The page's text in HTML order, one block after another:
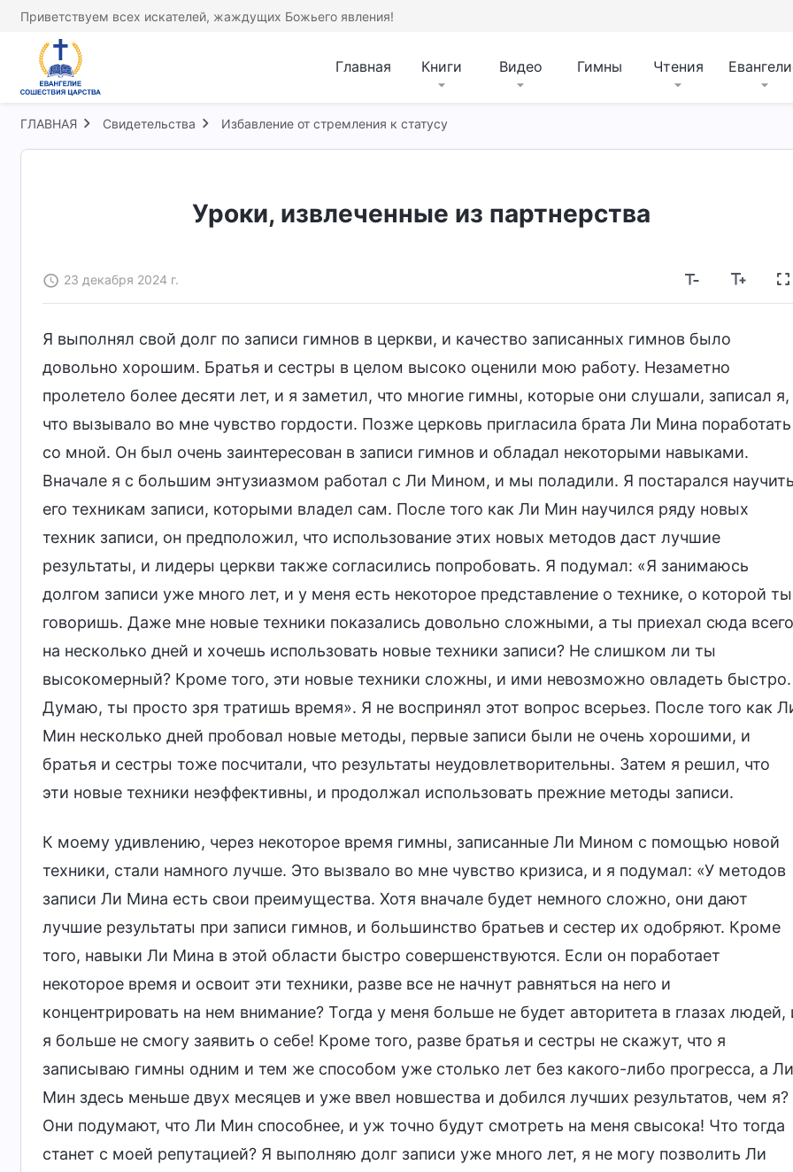
Приветствуем всех искателей, жаждущих Божьего явления!
Главная Книги Видео Гимны Чтения
ГЛАВНАЯ Свидетельства Избавление от стремления к статусу
Уроки, извлеченные из партнерства
23 декабря 2024 г.
Я выполнял свой долг по записи гимнов в церкви, и качество записанных гимнов было
довольно хорошим. Братья и сестры в целом высоко оценили мою работу. Незаметно
пролетело более десяти лет, и я заметил, что многие гимны, которые они слушали, записал я,
что вызывало во мне чувство гордости. Позже церковь пригласила брата Ли Мина поработать
со мной. Он был очень заинтересован в записи гимнов и обладал некоторыми навыками.
Вначале я с большим энтузиазмом работал с Ли Мином, и мы поладили. Я постарался
его техникам записи, которыми владел сам. После того как Ли Мин научился ряду новых
техник записи, он предположил, что использование этих новых методов даст лучшие
результаты, и лидеры церкви также согласились попробовать. Я подумал: «Я занимаюсь
долгом записи уже много лет, и у меня есть некоторое представление о технике, о которой ты
говоришь. Даже мне новые техники показались довольно сложными, а ты приехал сюда всего
на несколько дней и хочешь использовать новые техники записи? Не слишком ли ты
высокомерный? Кроме того, эти новые техники сложны, и ими невозможно овладеть быстро.
Думаю, ты просто зря тратишь время». Я не воспринял этот вопрос всерьез. После того как
Мин несколько дней пробовал новые методы, первые записи были не очень хорошими, и
братья и сестры тоже посчитали, что результаты неудовлетворительны. Затем я решил, что
эти новые техники неэффективны, и продолжал использовать прежние методы записи.
К моему удивлению, через некоторое время гимны, записанные Ли Мином с помощью новой
техники, стали намного лучше. Это вызвало во мне чувство кризиса, и я подумал: «У методов
записи Ли Мина есть свои преимущества. Хотя вначале будет немного сложно, они дают
лучшие результаты при записи гимнов, и большинство братьев и сестер их одобряют. Кроме
того, навыки Ли Мина в этой области быстро совершенствуются. Если он поработает
некоторое время и освоит эти техники, разве все не начнут равняться на него и
концентрировать на нем внимание? Тогда у меня больше не будет авторитета в глазах людей,
я больше не смогу заявить о себе! Кроме того, разве братья и сестры не скажут, что я
записываю гимны одним и тем же способом уже столько лет без какого-либо прогресса, а Ли
Мин здесь меньше двух месяцев и уже ввел новшества и добился лучших результатов, чем я?
Они подумают, что Ли Мин способнее, и уж точно будут смотреть на меня свысока! Что тогда
станет с моей репутацией? Я выполняю долг записи уже много лет, я не могу позволить Ли